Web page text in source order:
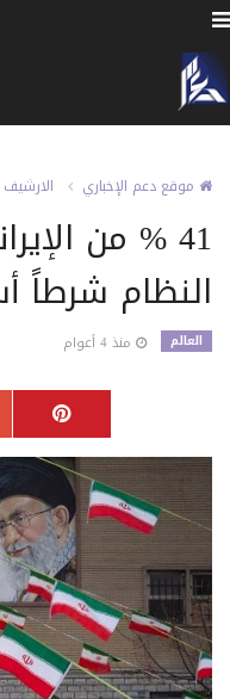
موقع دعم الإخباري الارشيف
41 % من
النظام شرطاً
العالم منذ 4 أعوام